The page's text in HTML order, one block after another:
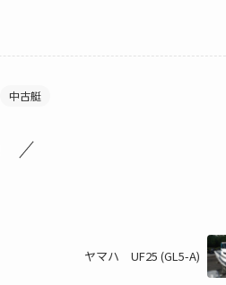
中古艇
ヤマハ UF25 (GL5-A)